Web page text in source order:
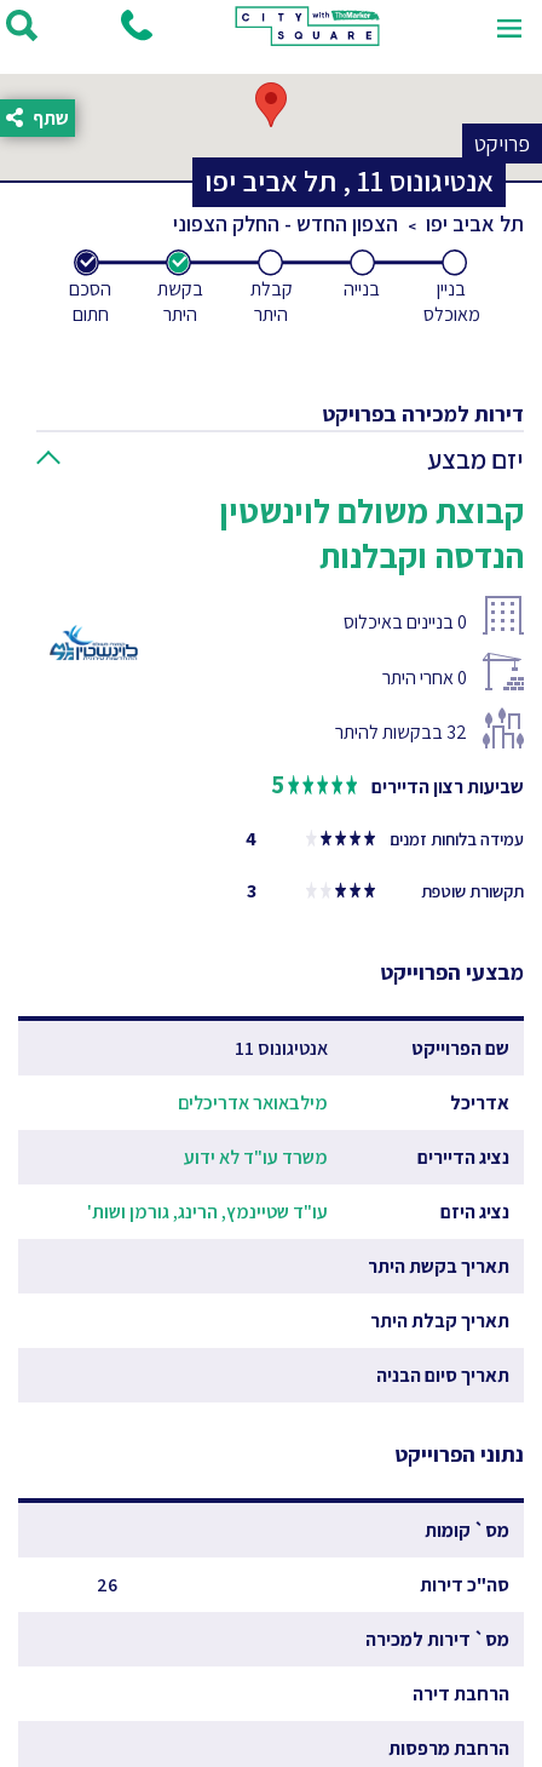
פרויקט
אנטיגונוס11
, תל אביב יפו
שתף
תל אביב יפו הצפון החדש - החלק הצפוני
בניין
מאוכלס
בנייה
קבלת
היתר
בקשת
היתר
הסכם
חתום
דירות למכירה בפרויקט
יזם מבצע
קבוצת משולם לוינשטין
הנדסה וקבלנות
0בניינים באיכלוס
0אחרי היתר
32בבקשות להיתר
שביעות רצון הדיירים 5
עמידה בלוחות זמנים 4
תקשורת שוטפת 3
מבצעי הפרוייקט
שם הפרוייקט אנטיגונוס 11
אדריכל מילבאואר אדריכלים
נציג הדיירים משרד עו"ד לא ידוע
נציג היזם עו"ד שטיינמץ, הרינג, גורמן ושות'
תאריך בקשת היתר
תאריך קבלת היתר
תאריך סיום הבניה
נתוני הפרוייקט
מס` קומות
סה"כ דירות 26
מס` דירות למכירה
הרחבת דירה
הרחבת מרפסות